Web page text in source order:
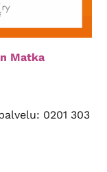
Matka
0201 303